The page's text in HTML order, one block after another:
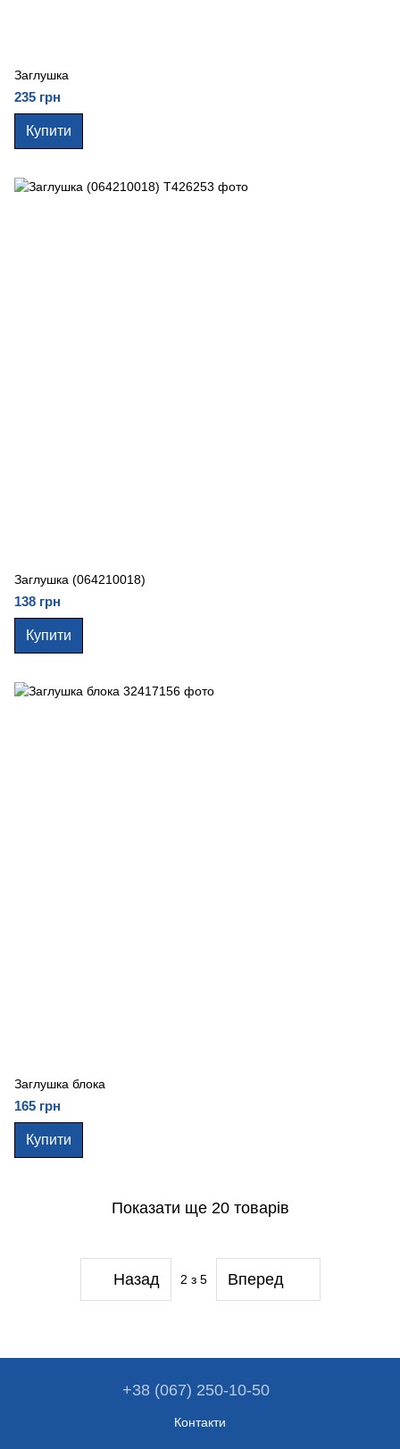
Заглушка
235 грн
Купити
Заглушка (064210018)
138 грн
Купити
Заглушка блока
165 грн
Купити
Показати ще 20 товарів
Назад 2 з 5 Вперед
+38 (067) 250-10-50
Контакти